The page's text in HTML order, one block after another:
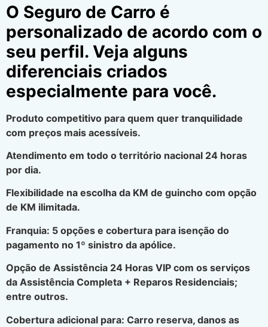
O Seguro de Carro é
personalizado de acordo com o
seu perfil. Veja alguns
diferenciais criados
especialmente para você.
Produto competitivo para quem quer tranquilidade
com preços mais acessíveis.
Atendimento em todo o território nacional 24 horas
por dia.
Flexibilidade na escolha da KM de guincho com opção
de KM ilimitada.
Franquia: 5 opções e cobertura para isenção do
pagamento no 1º sinistro da apólice.
Opção de Assistência 24 Horas VIP com os serviços
da Assistência Completa + Reparos Residenciais;
entre outros.
Cobertura adicional para: Carro reserva, danos as